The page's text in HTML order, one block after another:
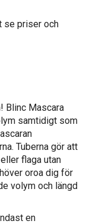
se priser och
Blinc Mascara
samtidigt som
Tuberna gör att
flaga utan
oroa dig för
volym och längd
en